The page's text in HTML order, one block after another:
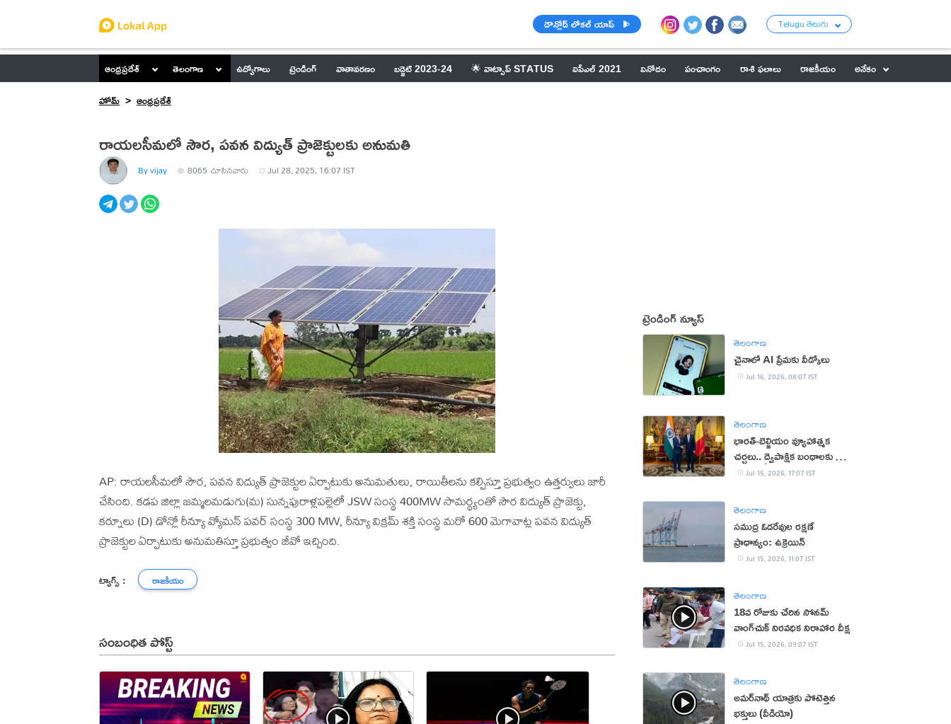
డౌన్లోడ్ లోకల్ యాప్ Telugu తెలుగు
ఆంధ్రప్రదేశ్ తెలంగాణ ఉద్యోగాలు ట్రెండింగ్ వాతావరణం బడ్జెట్ 2023-24 🌟 వాట్సాప్ STATUS ఐపీఎల్ 2021 వినోదం పంచాంగం రాశి ఫలాలు రాజకీయం
అనేకం
హోమ్
ఆంధ్రప్రదేశ్
రాయలసీమలో సౌర, పవన విద్యుత్ ప్రాజెక్టులకు అనుమతి
By vijay 8065 చూసినవారు Jul 28, 2025, 16:07 IST
AP: రాయలసీమలో సౌర, పవన విద్యుత్ ప్రాజెక్టుల ఏర్పాటుకు అనుమతులు, రాయితీలను కల్పిస్తూ ప్రభుత్వం ఉత్తర్వులు జారీ
చేసింది. కడప జిల్లా జమ్మలమడుగు(మ) సున్నపురాళ్లపల్లెలో JSW సంస్థ 400MW సామర్థ్యంతో సౌర విద్యుత్ ప్రాజెక్టు,
కర్నూలు (D) డోన్లో రీన్యూ వ్యోమన్ పవర్ సంస్థ 300 MW, రీన్యూ విక్రమ్ శక్తి సంస్థ మరో 600 మెగావాట్ల పవన విద్యుత్
ప్రాజెక్టుల ఏర్పాటుకు అనుమతిస్తూ ప్రభుత్వం జీవో ఇచ్చింది.
ట్యాగ్స్ : రాజకీయం
సంబంధిత పోస్ట్
ట్రెండింగ్ న్యూస్
తెలంగాణ
చైనాలో AI ప్రేమకు వీడ్కోలు
Jul 16, 2026, 08:07 IST
తెలంగాణ
భారత్-బెల్జియం వ్యూహాత్మక
చర్చలు.. ద్వైపాక్షిక బంధాలకు కొత్త
ఊపుJul 15, 2026, 17:07 IST
తెలంగాణ
సముద్ర ఓడరేవుల రక్షణే
ప్రాధాన్యం: ఉక్రెయిన్
Jul 15, 2026, 11:07 IST
తెలంగాణ
18వ రోజుకు చేరిన సోనమ్
వాంగ్‌చుక్ నిరవధిక నిరాహార దీక్ష
Jul 15, 2026, 09:07 IST
తెలంగాణ
అమర్‌నాథ్ యాత్రకు పోటెత్తిన
భక్తులు (వీడియో)